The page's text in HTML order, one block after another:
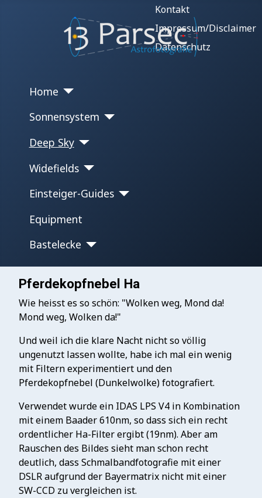
Kontakt
Impressum/Disclaimer
Datenschutz
Home
Sonnensystem
Deep Sky
Widefields
Einsteiger-Guides
Equipment
Bastelecke
Pferdekopfnebel Ha
Wie heisst es so schön: "Wolken weg, Mond da!
Mond weg, Wolken da!"
Und weil ich die klare Nacht nicht so völlig
ungenutzt lassen wollte, habe ich mal ein wenig
mit Filtern experimentiert und den
Pferdekopfnebel (Dunkelwolke) fotografiert.
Verwendet wurde ein IDAS LPS V4 in Kombination
mit einem Baader 610nm, so dass sich ein recht
ordentlicher Ha-Filter ergibt (19nm). Aber am
Rauschen des Bildes sieht man schon recht
deutlich, dass Schmalbandfotografie mit einer
DSLR aufgrund der Bayermatrix nicht mit einer
SW-CCD zu vergleichen ist.